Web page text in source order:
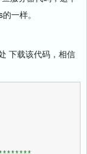
一样。
下载该代码，相信